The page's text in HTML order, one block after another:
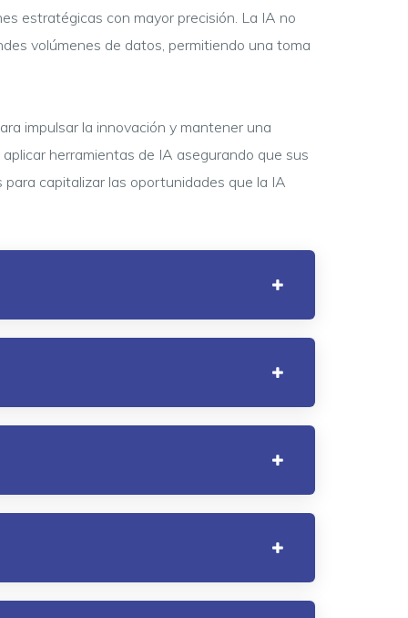
estratégicas con mayor precisión. La IA no
volúmenes de datos, permitiendo una toma
impulsar la innovación y mantener una
herramientas de IA asegurando que sus
capitalizar las oportunidades que la IA